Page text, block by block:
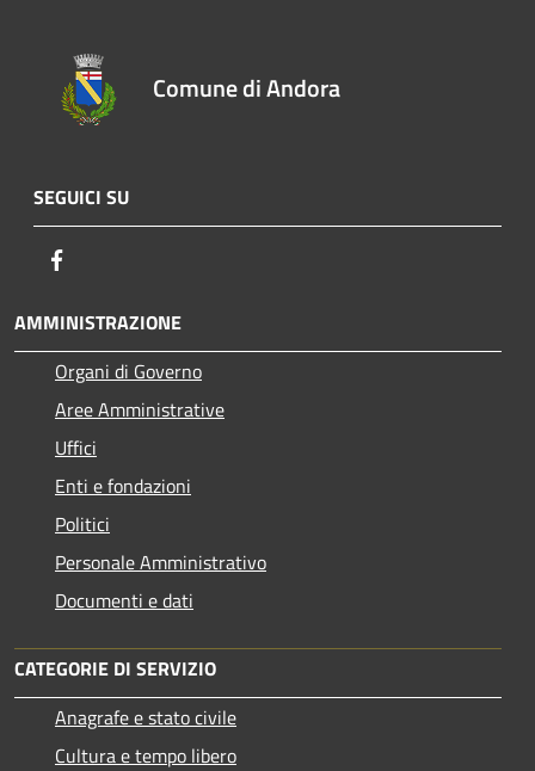
Comune di Andora
SEGUICI SU
AMMINISTRAZIONE
Organi di Governo
Aree Amministrative
Uffici
Enti e fondazioni
Politici
Personale Amministrativo
Documenti e dati
CATEGORIE DI SERVIZIO
Anagrafe e stato civile
Cultura e tempo libero